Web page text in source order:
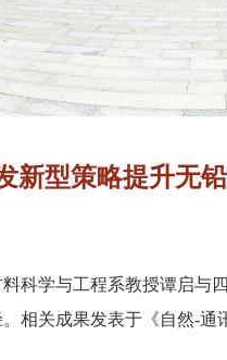
新型策略提升无
科学与工程系教授谭启与
相关成果发表于《自然-通